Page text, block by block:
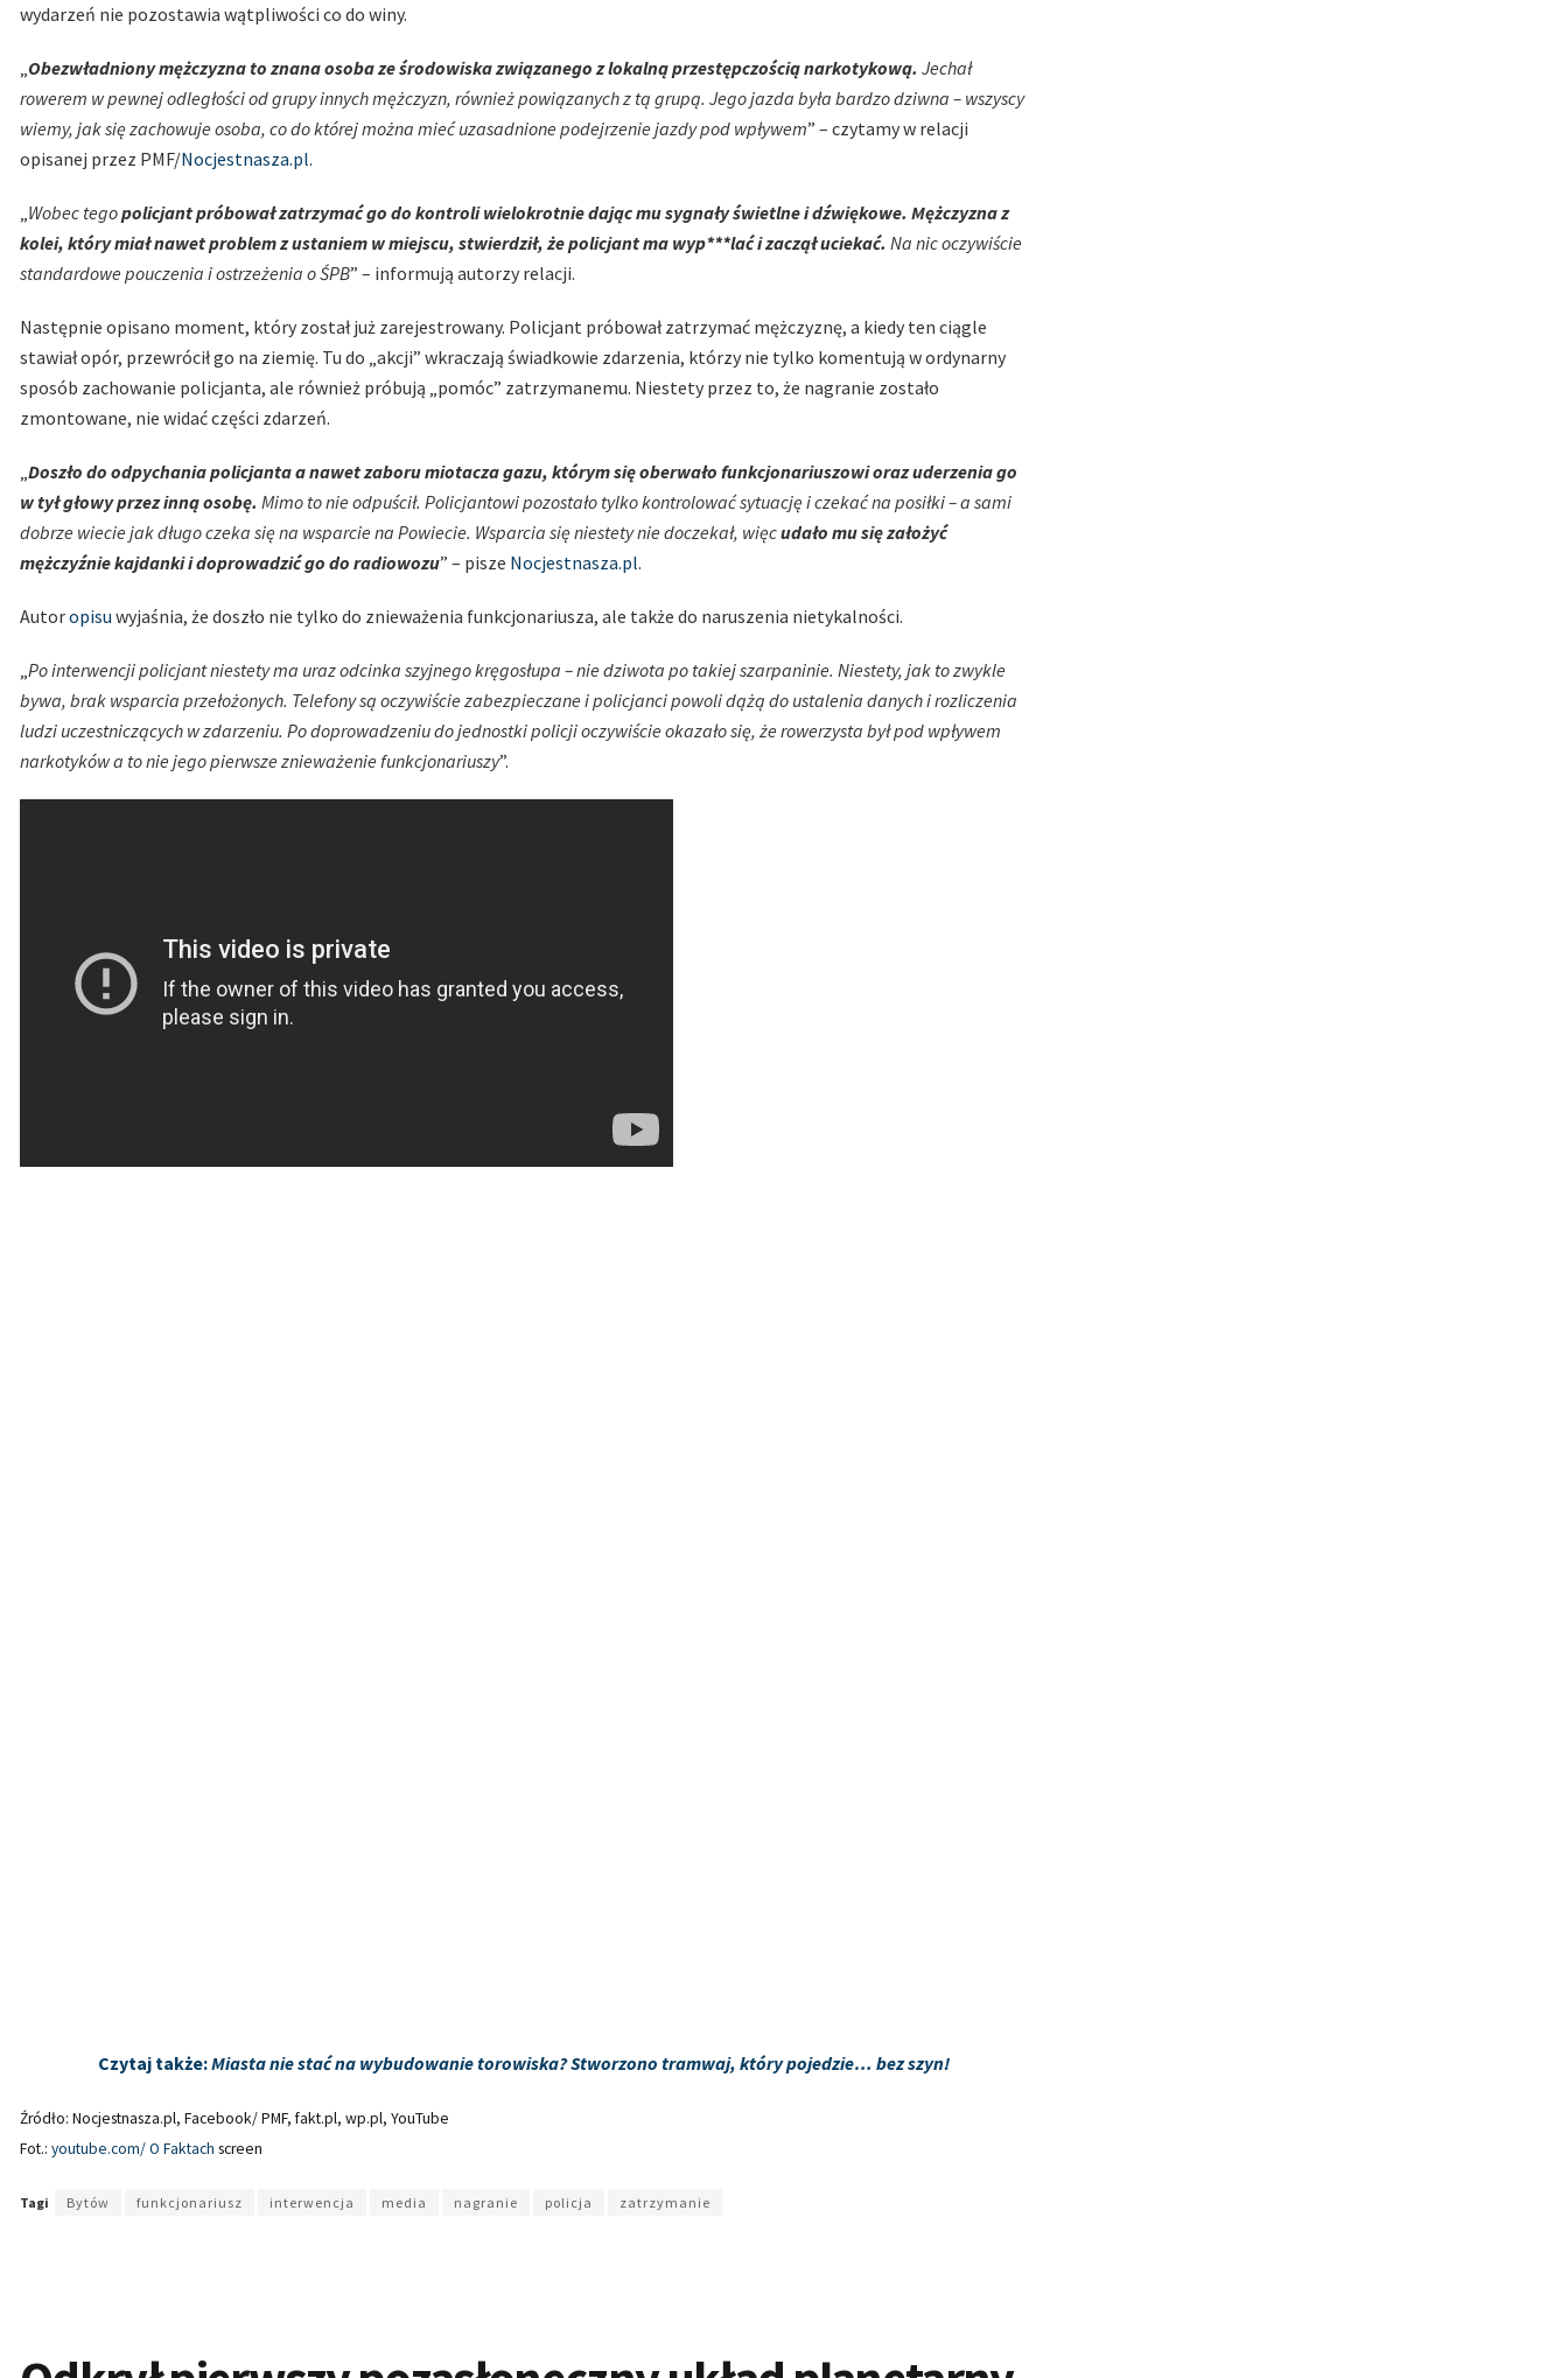
wydarzeń nie pozostawia wątpliwości co do winy.
Obezwładniony mężczyzna to znana osoba ze środowiska związanego z lokalną przestępczością narkotykową. Jechał
rowerem w pewnej odległości od grupy innych mężczyzn, również powiązanych z tą grupą. Jego jazda była bardzo dziwna – wszyscy
wiemy, jak się zachowuje osoba, co do której można mieć uzasadnione podejrzenie jazdy pod wpływem” – czytamy w relacji
opisanej przez PMF/Nocjestnasza.pl.
Wobec tegopolicjant próbował zatrzymać go do kontroli wielokrotnie dając mu sygnały świetlne i dźwiękowe. Mężczyzna z
kolei, który miał nawet problem z ustaniem w miejscu, stwierdził, że policjant ma wyp***lać i zaczął uciekać. Na nic oczywiście
standardowe pouczenia i ostrzeżenia o ŚPB” – informują autorzy relacji.
Następnie opisano moment, który został już zarejestrowany. Policjant próbował zatrzymać mężczyznę, a kiedy ten ciągle
stawiał opór, przewrócił go na ziemię. Tu do „akcji” wkraczają świadkowie zdarzenia, którzy nie tylko komentują w ordynarny
sposób zachowanie policjanta, ale również próbują „pomóc” zatrzymanemu. Niestety przez to, że nagranie zostało
zmontowane, nie widać części zdarzeń.
Doszło do odpychania policjanta a nawet zaboru miotacza gazu, którym się oberwało funkcjonariuszowi oraz uderzenia go
w tył głowy przez inną osobę. Mimo to nie odpuścił. Policjantowi pozostało tylko kontrolować sytuację i czekać na posiłki – a sami
dobrze wiecie jak długo czeka się na wsparcie na Powiecie. Wsparcia się niestety nie doczekał, więcudało mu się założyć
mężczyźnie kajdanki i doprowadzić go do radiowozu” – pisze Nocjestnasza.pl.
Autoropisu wyjaśnia, że doszło nie tylko do znieważenia funkcjonariusza, ale także do naruszenia nietykalności.
Po interwencji policjant niestety ma uraz odcinka szyjnego kręgosłupa – nie dziwota po takiej szarpaninie. Niestety, jak to zwykle
bywa, brak wsparcia przełożonych. Telefony są oczywiście zabezpieczane i policjanci powoli dążą do ustalenia danych i rozliczenia
ludzi uczestniczących w zdarzeniu. Po doprowadzeniu do jednostki policji oczywiście okazało się, że rowerzysta był pod wpływem
narkotyków a to nie jego pierwsze znieważenie funkcjonariuszy”.
Czytaj także:Miasta nie stać na wybudowanie torowiska? Stworzono tramwaj, który pojedzie… bez szyn!
Źródło: Nocjestnasza.pl, Facebook/ PMF, fakt.pl, wp.pl, YouTube
Fot.: youtube.com/ O Faktach screen
Tagi Bytów funkcjonariusz interwencja media nagranie policja zatrzymanie